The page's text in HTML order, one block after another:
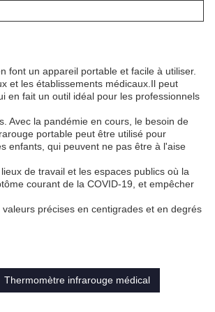
font un appareil portable et facile à utiliser.
et les établissements médicaux.Il peut
en fait un outil idéal pour les professionnels
Avec la pandémie en cours, le besoin de
portable peut être utilisé pour
enfants, qui peuvent ne pas être à l'aise
de travail et les espaces publics où la
courant de la COVID-19, et empêcher
précises en centigrades et en degrés
Thermomètre infrarouge médical